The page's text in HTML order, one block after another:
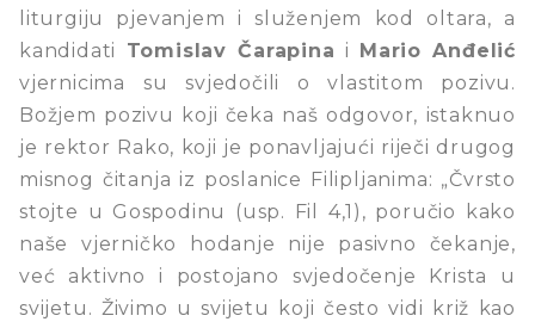
liturgiju pjevanjem i služenjem kod oltara, a
kandidati Tomislav Čarapina i Mario Anđelić
vjernicima su svjedočili o vlastitom pozivu.
Božjem pozivu koji čeka naš odgovor, istaknuo
je rektor Rako, koji je ponavljajući riječi drugog
misnog čitanja iz poslanice Filipljanima: „Čvrsto
stojte u Gospodinu (usp. Fil 4,1), poručio kako
naše vjerničko hodanje nije pasivno čekanje,
već aktivno i postojano svjedočenje Krista u
svijetu. Živimo u svijetu koji često vidi križ kao